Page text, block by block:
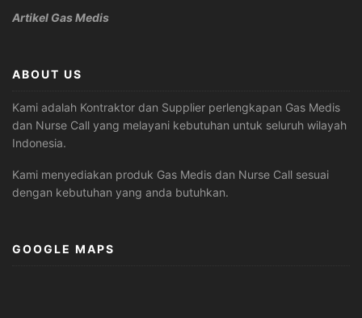
Artikel Gas Medis
ABOUT US
Kami adalah Kontraktor dan Supplier perlengkapan Gas Medis
dan Nurse Call yang melayani kebutuhan untuk seluruh wilayah
Indonesia.
Kami menyediakan produk Gas Medis dan Nurse Call sesuai
dengan kebutuhan yang anda butuhkan.
GOOGLE MAPS